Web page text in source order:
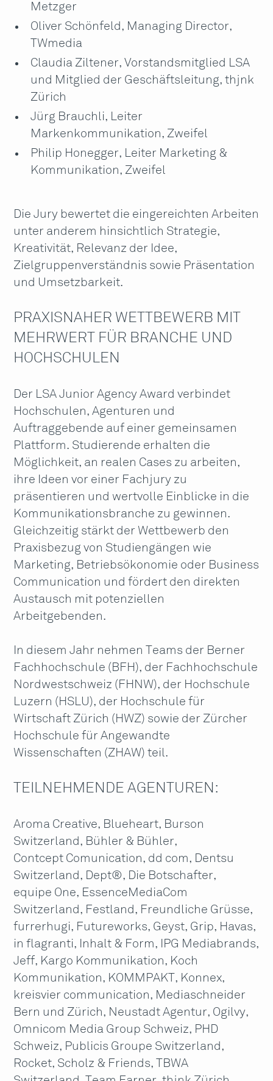
Metzger
Oliver Schönfeld, Managing Director,
TWmedia
Claudia Ziltener, Vorstandsmitglied LSA
und Mitglied der Geschäftsleitung, thjnk
Zürich
Jürg Brauchli, Leiter
Markenkommunikation, Zweifel
Philip Honegger, Leiter Marketing &
Kommunikation, Zweifel
Die Jury bewertet die eingereichten Arbeiten
unter anderem hinsichtlich Strategie,
Kreativität, Relevanz der Idee,
Zielgruppenverständnis sowie Präsentation
und Umsetzbarkeit.
PRAXISNAHER WETTBEWERB MIT
MEHRWERT FÜR BRANCHE UND
HOCHSCHULEN
Der LSA Junior Agency Award verbindet
Hochschulen, Agenturen und
Auftraggebende auf einer gemeinsamen
Plattform. Studierende erhalten die
Möglichkeit, an realen Cases zu arbeiten,
ihre Ideen vor einer Fachjury zu
präsentieren und wertvolle Einblicke in die
Kommunikationsbranche zu gewinnen.
Gleichzeitig stärkt der Wettbewerb den
Praxisbezug von Studiengängen wie
Marketing, Betriebsökonomie oder Business
Communication und fördert den direkten
Austausch mit potenziellen
Arbeitgebenden.
In diesem Jahr nehmen Teams der Berner
Fachhochschule (BFH), der Fachhochschule
Nordwestschweiz (FHNW), der Hochschule
Luzern (HSLU), der Hochschule für
Wirtschaft Zürich (HWZ) sowie der Zürcher
Hochschule für Angewandte
Wissenschaften (ZHAW) teil.
TEILNEHMENDE AGENTUREN:
Aroma Creative, Blueheart, Burson
Switzerland, Bühler & Bühler,
Contcept Comunication, dd com, Dentsu
Switzerland, Dept®, Die Botschafter,
equipe One, EssenceMediaCom
Switzerland, Festland, Freundliche Grüsse,
furrerhugi, Futureworks, Geyst, Grip, Havas,
in flagranti, Inhalt & Form, IPG Mediabrands,
Jeff, Kargo Kommunikation, Koch
Kommunikation, KOMMPAKT, Konnex,
kreisvier communication, Mediaschneider
Bern und Zürich, Neustadt Agentur, Ogilvy,
Omnicom Media Group Schweiz, PHD
Schweiz, Publicis Groupe Switzerland,
Rocket, Scholz & Friends, TBWA